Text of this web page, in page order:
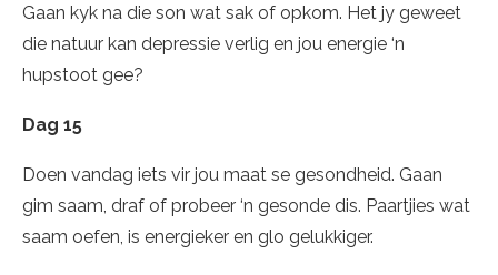
Gaan kyk na die son wat sak of opkom. Het jy geweet
die natuur kan depressie verlig en jou energie ‘n
hupstoot gee?
Dag 15
Doen vandag iets vir jou maat se gesondheid. Gaan
gim saam, draf of probeer ‘n gesonde dis. Paartjies wat
saam oefen, is energieker en glo gelukkiger.